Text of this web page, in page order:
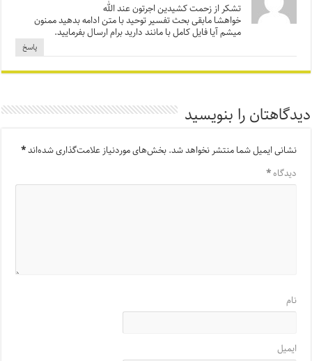
تشکر از زحمت کشیدین اجرتون عند الله
خواهشا مابقی بحث تفسیر توحید با متن ادامه بدهید ممنون
میشم آیا فایل کامل با مانند دارید برام ارسال بفرمایید.
پاسخ
دیدگاهتان را بنویسید
نشانی ایمیل شما منتشر نخواهد شد.بخش‌های موردنیاز علامت‌گذاری شده‌اند*
دیدگاه*
نام
ایمیل